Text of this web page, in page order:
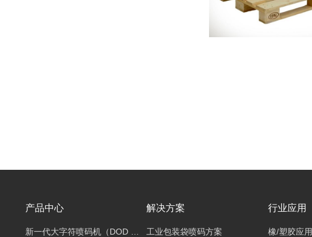
产品中心 解决方案
工业包装袋喷码方案
行业应用
橡/塑胶应用